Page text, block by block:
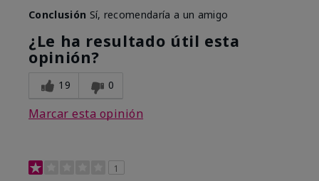
Conclusión Sí, recomendaría a un amigo
¿Le ha resultado útil esta
opinión?
19 0
Marcar esta opinión
1